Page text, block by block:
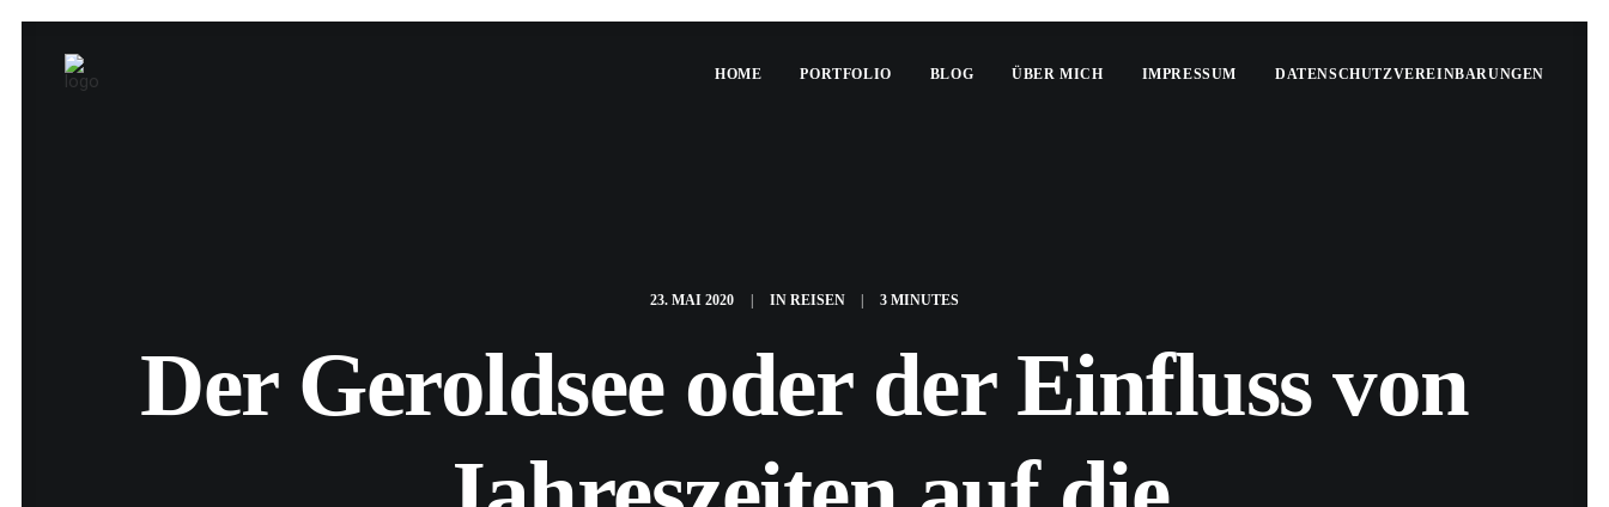
HOME PORTFOLIO BLOG ÜBER MICH IMPRESSUM DATENSCHUTZVEREINBARUNGEN
23. MAI 2020 IN REISEN 3 MINUTES
Der Geroldsee oder der Einfluss von